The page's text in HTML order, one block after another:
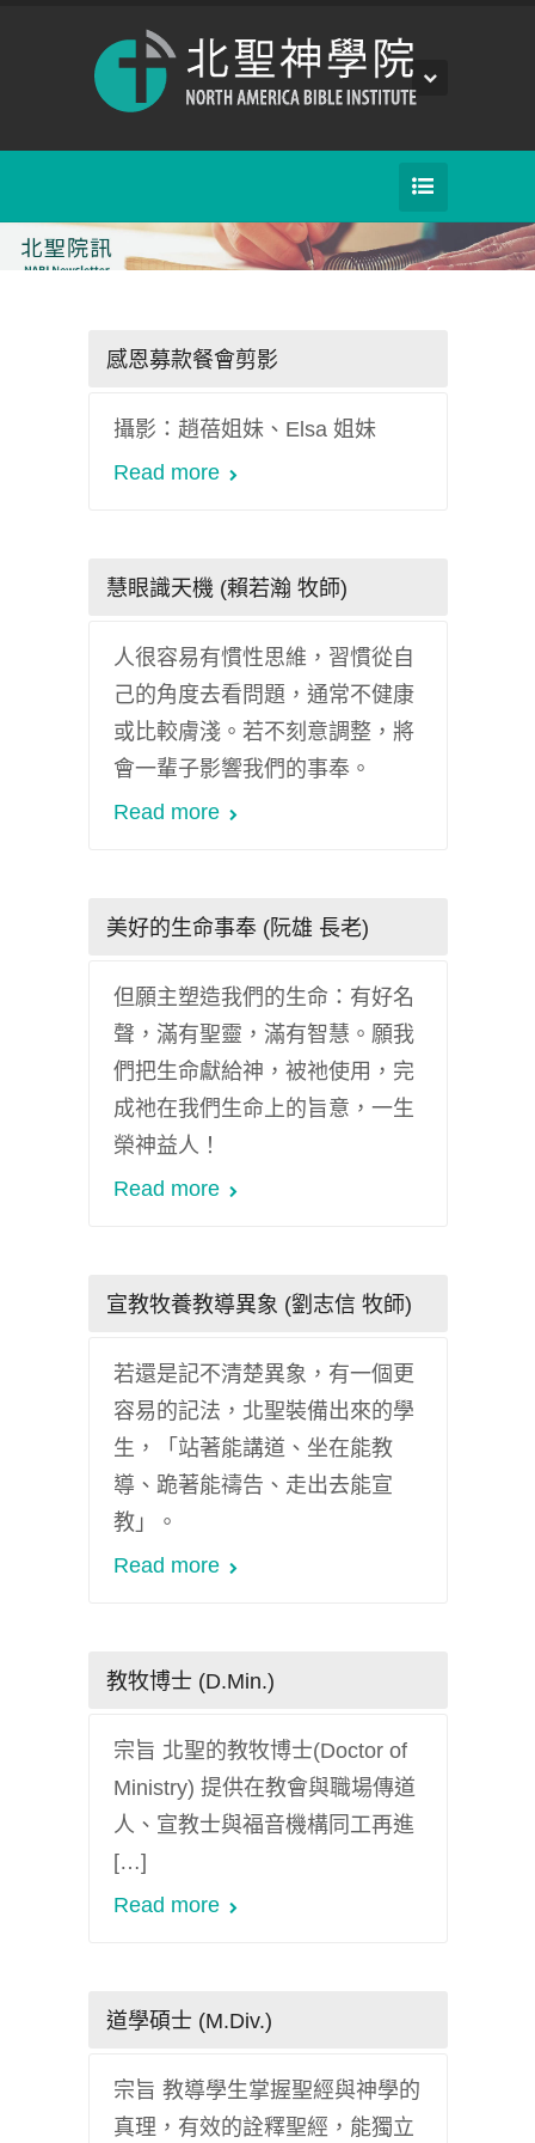
感恩募款餐會剪影
攝影：趙蓓姐妹、Elsa 姐妹
Read more
慧眼識天機 (賴若瀚 牧師)
人很容易有慣性思維，習慣從自
己的角度去看問題，通常不健康
或比較膚淺。若不刻意調整，將
會一輩子影響我們的事奉。
Read more
美好的生命事奉 (阮雄 長老)
但願主塑造我們的生命：有好名
聲，滿有聖靈，滿有智慧。願我
們把生命獻給神，被祂使用，完
成祂在我們生命上的旨意，一生
榮神益人！
Read more
宣教牧養教導異象 (劉志信 牧師)
若還是記不清楚異象，有一個更
容易的記法，北聖裝備出來的學
生，「站著能講道、坐在能教
導、跪著能禱告、走出去能宣
教」。
Read more
教牧博士 (D.Min.)
宗旨 北聖的教牧博士(Doctor of
Ministry) 提供在教會與職場傳道
人、宣教士與福音機構同工再進
[…]
Read more
道學碩士 (M.Div.)
宗旨 教導學生掌握聖經與神學的
真理，有效的詮釋聖經，能獨立